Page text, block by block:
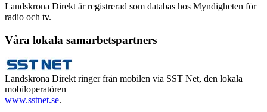
Landskrona Direkt är registrerad som databas hos Myndigheten för
radio och tv.
Våra lokala samarbetspartners
Landskrona Direkt ringer från mobilen via SST Net, den lokala
mobiloperatören
www.sstnet.se.